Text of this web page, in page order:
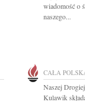
wiadomość o
naszego...
CAŁA
Naszej
Kulawik